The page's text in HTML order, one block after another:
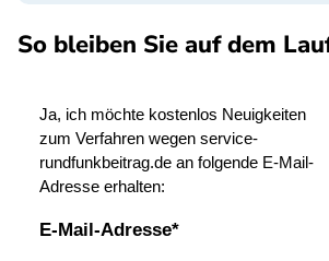
So bleiben Sie auf dem